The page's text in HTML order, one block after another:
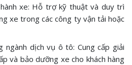
xe: Hỗ trợ kỹ thuật và duy trì
xe trong các công ty vận tải hoặc
dịch vụ ô tô: Cung cấp giải
và bảo dưỡng xe cho khách hàng